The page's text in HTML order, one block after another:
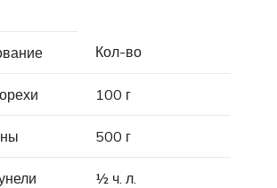
Кол-во
100 г
500 г
½ ч. л.